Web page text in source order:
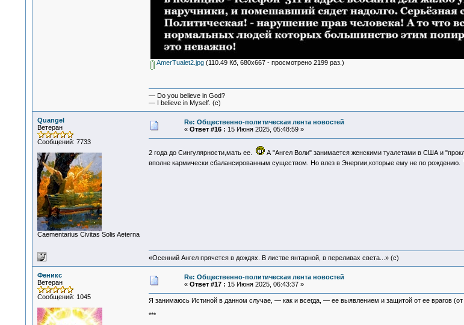
AmerTualet2.jpg(110.49 Кб, 680x667 - просмотрено 2199 раз.)
— Do you believe in God?
— I believe in Myself. (c)
Quangel
Ветеран
Сообщений: 7733
Сaementarius Civitas Solis Aeterna
Re: Общественно-политическая лента новостей
« Ответ #16 : 15 Июня 2025, 05:48:59 »
2 года до Сингулярности,мать ее. А "Ангел Воли" занимается женскими туалетами в США и
вполне кармически сбалансированным существом. Но влез в Энергии,которые ему не по рождению.
«Осенний Ангел прячется в дождях. В листве янтарной, в переливах света...» (c)
Феникс
Ветеран
Сообщений: 1045
Re: Общественно-политическая лента новостей
« Ответ #17 : 15 Июня 2025, 06:43:37 »
Я занимаюсь Истиной в данном случае, — как и всегда, — ее выявлением и защитой от ее врагов (от
***